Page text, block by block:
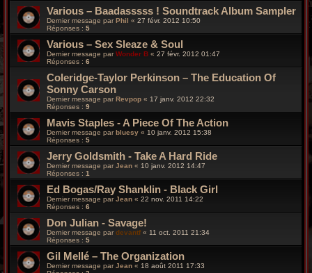
Various – Baadasssss ! Soundtrack Album Sampler
Dernier message par Phil « 27 févr. 2012 10:50
Réponses : 5
Various – Sex Sleaze & Soul
Dernier message parWonder B « 27 févr. 2012 01:47
Réponses : 6
Coleridge-Taylor Perkinson – The Education Of
Sonny Carson
Dernier message par Revpop « 17 janv. 2012 22:32
Réponses : 9
Mavis Staples - A Piece Of The Action
Dernier message par bluesy « 10 janv. 2012 15:38
Réponses : 5
Jerry Goldsmith - Take A Hard Ride
Dernier message par Jean « 10 janv. 2012 14:47
Réponses : 1
Ed Bogas/Ray Shanklin - Black Girl
Dernier message parJean « 22 nov. 2011 14:22
Réponses : 6
Don Julian - Savage!
Dernier message par devantf « 11 oct. 2011 21:34
Réponses : 5
Gil Mellé – The Organization
Dernier message parJean « 18 août 2011 17:33